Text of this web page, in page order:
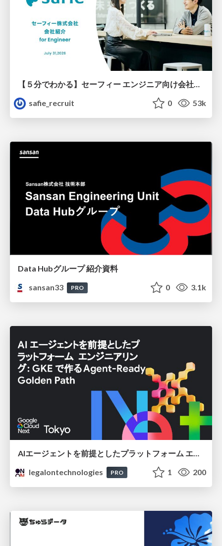
【５分でわかる】セーフィー エンジニア向け会社紹介
safie_recruit
0 53k
Data Hubグループ 紹介資料
sansan33
PRO 0 3.1k
legalontechnologies
PRO 1 200